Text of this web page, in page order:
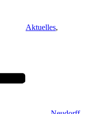
Aktuelles,